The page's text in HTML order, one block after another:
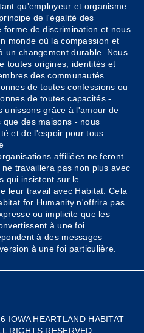
qu'employeur et organisme
de l'égalité des
de discrimination et nous
monde où la compassion et
un changement durable. Nous
toutes origines, identités et
des communautés
de toutes confessions ou
de toutes capacités -
unissons grâce à l'amour de
que des maisons - nous
et de l'espoir pour tous.
affiliées ne feront
travaillera pas non plus avec
qui insistent sur le
leur travail avec Habitat. Cela
for Humanity n'offrira pas
ou implicite que les
à une foi
à des messages
à une foi particulière.
IOWA HEARTLAND HABITAT
RIGHTS RESERVED.